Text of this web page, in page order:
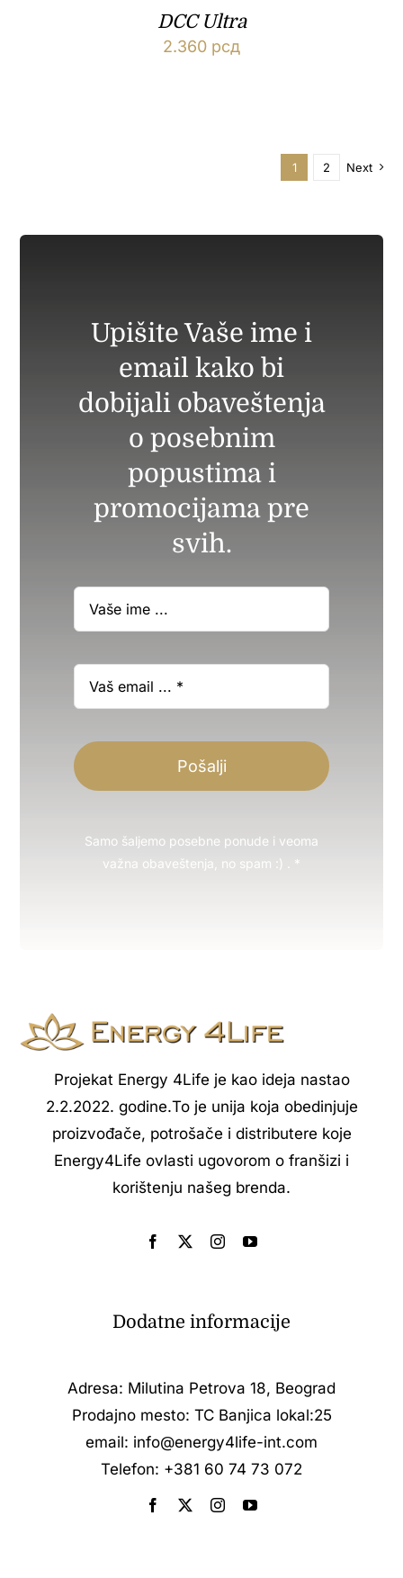
DCC Ultra
2.360 рсд
1 2 Next
Upišite Vaše ime i
email kako bi
dobijali obaveštenja
o posebnim
popustima i
promocijama pre
svih.
Pošalji
Samo šaljemo posebne ponude i veoma
važna obaveštenja, no spam :) . *
Projekat Energy 4Life je kao ideja nastao
2.2.2022. godine.То je unija koja obedinjuje
proizvođače, potrošače i distributere koje
Energy4Life ovlasti ugovorom o franšizi i
korištenju našeg brenda.
Dodatne informacije
Adresa: Milutina Petrova 18, Beograd
Prodajno mesto: TC Banjica lokal:25
email: info@energy4life-int.com
Telefon: +381 60 74 73 072